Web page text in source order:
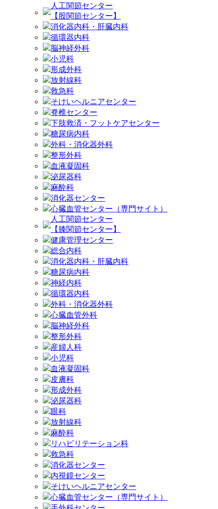
人工関節センター
【股関節センター】
消化器内科・肝臓内科
循環器内科
脳神経外科
小児科
形成外科
放射線科
救急科
そけいヘルニアセンター
脊椎センター
下肢救済・フットケアセンター
糖尿病内科
外科・消化器外科
整形外科
血液凝固科
泌尿器科
麻酔科
消化器センター
心臓血管センター（専門サイト）
人工関節センター
【膝関節センター】
健康管理センター
総合内科
消化器内科・肝臓内科
糖尿病内科
神経内科
循環器内科
外科・消化器外科
心臓血管外科
脳神経外科
整形外科
産婦人科
小児科
血液凝固科
皮膚科
形成外科
泌尿器科
眼科
放射線科
麻酔科
リハビリテーション科
救急科
消化器センター
内視鏡センター
そけいヘルニアセンター
心臓血管センター（専門サイト）